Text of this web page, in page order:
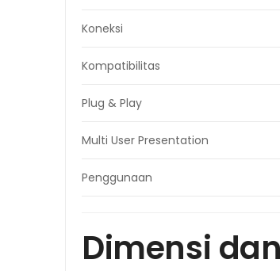
Koneksi
Kompatibilitas
Plug & Play
Multi User Presentation
Penggunaan
Dimensi